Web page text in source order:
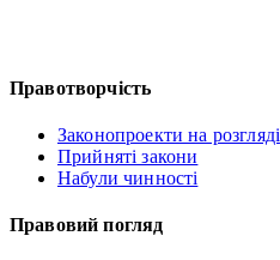
Правотворчість
Законопроекти на розгляді
Прийняті закони
Набули чинності
Правовий погляд